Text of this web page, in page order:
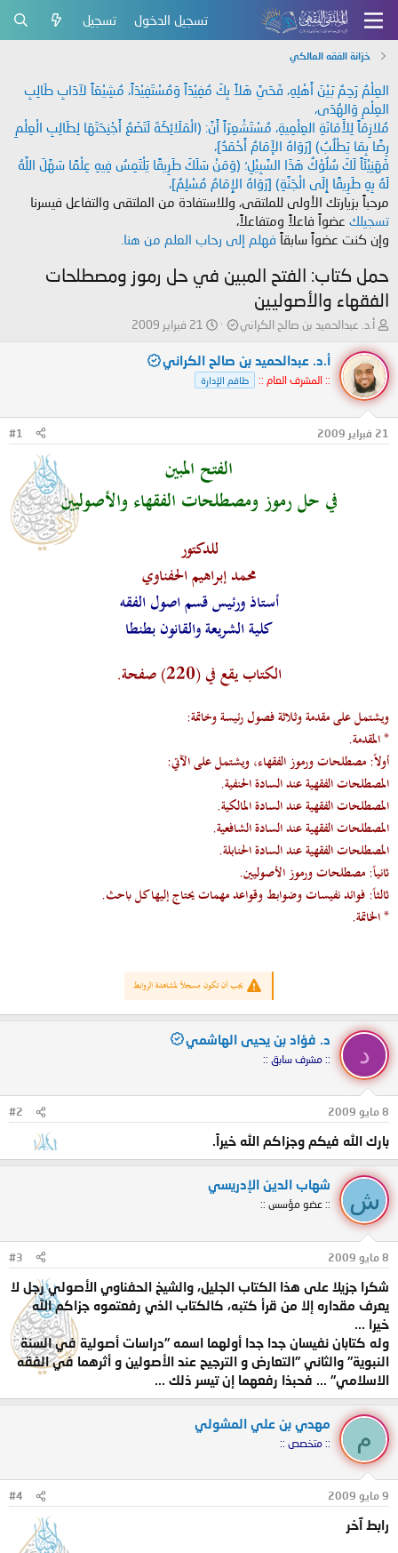
تسجيل الدخول تسجيل
خزانة الفقه المالكي
العِلْمُ رَحِمٌ بَيْنَ أَهْلِهِ، فَحَيَّ هَلاً بِكَ مُفِيْدَاً وَمُسْتَفِيْدَاً، مُشِيْعَاً لآدَابِ طَالِبِ
العِلْمِ وَالهُدَى،
مُلازِمَاً لِلأَمَانَةِ العِلْمِيةِ، مُسْتَشْعِرَاً أَنَّ: (الْمَلَائِكَةَ لَتَضَعُ أَجْنِحَتَهَا لِطَالِبِ الْعِلْمِ
رِضًا بِمَا يَطْلُبُ) [رَوَاهُ الإَمَامُ أَحْمَدُ]،
فَهَنِيْئَاً لَكَ سُلُوْكُ هَذَا السَّبِيْلِ؛ (وَمَنْ سَلَكَ طَرِيقًا يَلْتَمِسُ فِيهِ عِلْمًا سَهَّلَ اللَّهُ
لَهُ بِهِ طَرِيقًا إِلَى الْجَنَّةِ) [رَوَاهُ الإِمَامُ مُسْلِمٌ]،
مرحباً بزيارتك الأولى للملتقى، وللاستفادة من الملتقى والتفاعل فيسرنا
تسجيلك عضواً فاعلاً ومتفاعلاً،
وإن كنت عضواً سابقاً فهلم إلى رحاب العلم من هنا.
حمل كتاب: الفتح المبين في حل رموز ومصطلحات
الفقهاء والأصوليين
ب
د
ئ
ا
ل
م
و
أ.د. عبدالحميد بن صالح الكراني
ت
ر
ي
خ
ل
ء
21 فبراير 2009
أ.د. عبدالحميد بن صالح الكراني
:: المشرف العام :: طاقم الإدارة
21 فبراير 2009 #1
الفتح المبين
في حل رموز ومصطلحات الفقهاء والأصوليين
للدكتور
محمد إبراهيم الحفناوي
أستاذ ورئيس قسم اصول الفقه
كلية الشريعة والقانون بطنطا
الكتاب يقع في (220) صفحة.
ويشتمل على مقدمة وثلاثة فصول رئيسة وخاتمة:
* المقدمة.
أولاً: مصطلحات ورموز الفقهاء، ويشتمل على الآتي:
المصطلحات الفقهية عند السادة الحنفية.
المصطلحات الفقهية عند السادة المالكية.
المصطلحات الفقهية عند السادة الشافعية.
المصطلحات الفقهية عند السادة الحنابلة.
ثانياً: مصطلحات ورموز الأصوليين.
ثالثاً: فوائد نفيسات وضوابط وقواعد مهمات يحتاج إليها كل باحث.
* الخاتمة.
يجب أن تكون مسجلاً لمشاهدة الروابط
د
د. فؤاد بن يحيى الهاشمي
:: مشرف سابق ::
8 مايو 2009 #2
بارك الله فيكم وجزاكم الله خيراً.
ش
شهاب الدين الإدريسي
:: عضو مؤسس ::
8 مايو 2009 #3
شكرا جزيلا على هذا الكتاب الجليل، والشيخ الحفناوي الأصولي رجل لا
يعرف مقداره إلا من قرأ كتبه، كالكتاب الذي رفعتموه جزاكم الله
خيرا ...
وله كتابان نفيسان جدا جدا أولهما اسمه "دراسات أصولية في السنة
النبوية" والثاني "التعارض و الترجيح عند الأصولين و أثرهما في الفقه
الاسلامي" ... فحبذا رفعهما إن تيسر ذلك ...
م
مهدي بن علي المشولي
:: متخصص ::
9 مايو 2009 #4
رابط آخر